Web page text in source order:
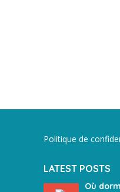
Politique de
LATEST POSTS
Où